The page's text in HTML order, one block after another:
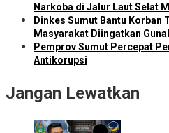
Narkoba di Jalur Laut Selat
Dinkes Sumut Bantu Korban
Masyarakat Diingatkan
Pemprov Sumut Percepat
Antikorupsi
Jangan Lewatkan